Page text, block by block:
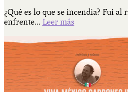
¿Qué es lo que se incendia? Fui al
enfrente... Leer más